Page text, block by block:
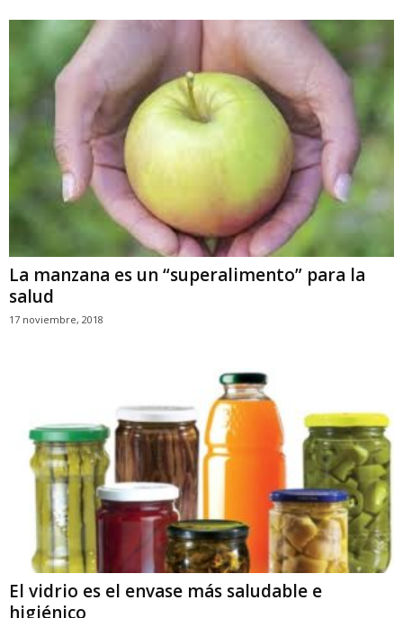
La manzana es un “superalimento” para la
salud
17 noviembre, 2018
El vidrio es el envase más saludable e
higiénico